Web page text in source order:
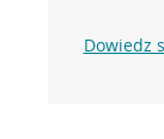
Dowiedz